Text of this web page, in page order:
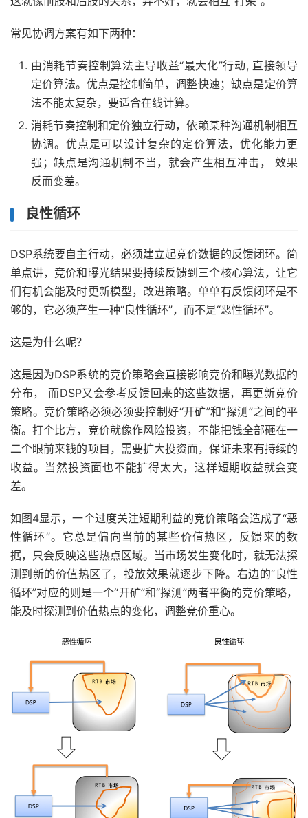
常见协调方案有如下两种：
由消耗节奏控制算法主导收益“最大化”行动, 直接领导
定价算法。优点是控制简单，调整快速；缺点是定价算
法不能太复杂，要适合在线计算。
消耗节奏控制和定价独立行动，依赖某种沟通机制相互
协调。优点是可以设计复杂的定价算法，优化能力更
强；缺点是沟通机制不当，就会产生相互冲击， 效果
反而变差。
良性循环
DSP系统要自主行动，必须建立起竞价数据的反馈闭环。简
单点讲，竞价和曝光结果要持续反馈到三个核心算法，让它
们有机会能及时更新模型，改进策略。单单有反馈闭环是不
够的，它必须产生一种“良性循环”，而不是“恶性循环”。
这是为什么呢？
这是因为DSP系统的竞价策略会直接影响竞价和曝光数据的
分布， 而DSP又会参考反馈回来的这些数据，再更新竞价
策略。竞价策略必须必须要控制好“开矿”和“探测”之间的平
衡。打个比方，竞价就像作风险投资，不能把钱全部砸在一
二个眼前来钱的项目，需要扩大投资面，保证未来有持续的
收益。当然投资面也不能扩得太大，这样短期收益就会变
差。
如图4显示，一个过度关注短期利益的竞价策略会造成了“恶
性循环”。它总是偏向当前的某些价值热区，反馈来的数
据，只会反映这些热点区域。当市场发生变化时，就无法探
测到新的价值热区了，投放效果就逐步下降。右边的“良性
循环”对应的则是一个“开矿”和“探测”两者平衡的竞价策略，
能及时探测到价值热点的变化，调整竞价重心。